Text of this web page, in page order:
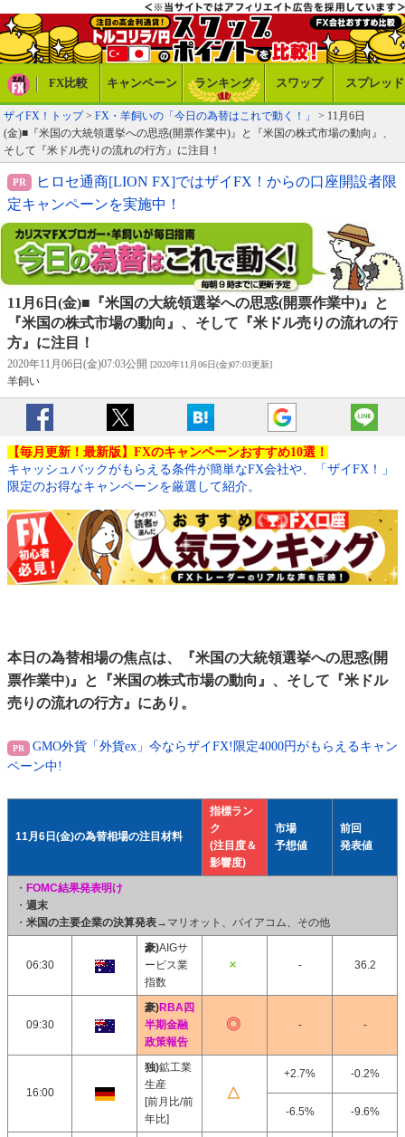
FX比較 キャンペーン ランキング スワップ スプレッド
ザイFX！トップ> FX・羊飼いの「今日の為替はこれで動く！」
> 11月6日
(金)■『米国の大統領選挙への思惑(開票作業中)』と『米国の株式市場の動向』、
そして『米ドル売りの流れの行方』に注目！
ヒロセ通商[LION FX]ではザイFX！からの口座開設者限
定キャンペーンを実施中！
11月6日(金)■『米国の大統領選挙への思惑(開票作業中)』と
『米国の株式市場の動向』、そして『米ドル売りの流れの行
方』に注目！
2020年11月06日(金)07:03公開 [2020年11月06日(金)07:03更新]
羊飼い
【毎月更新！最新版】FXのキャンペーンおすすめ10選！
キャッシュバックがもらえる条件が簡単なFX会社や、「ザイFX！」
限定のお得なキャンペーンを厳選して紹介。
本日の為替相場の焦点は、『米国の大統領選挙への思惑(開
票作業中)』と『米国の株式市場の動向』、そして『米ドル
売りの流れの行方』にあり。
GMO外貨「外貨ex」今ならザイFX!限定4000円がもらえるキャン
ペーン中!
11月6日(金)の為替相場の注目材料
指標ラン
ク
(注目度＆
影響度)
市場
予想値
前回
発表値
・ FOMC結果発表明け
・ 週末
・ 米国の主要企業の決算発表→マリオット、バイアコム、その他
06:30
豪)AIGサ
ービス業
指数
- 36.2
09:30
豪)RBA四
半期金融
政策報告
- -
16:00
独)鉱工業
生産
[前月比/前
年比]
+2.7% -0.2%
-6.5% -9.6%